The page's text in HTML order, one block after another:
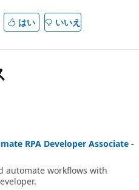
はい いいえ
RPA Developer Associate -
automate workflows with